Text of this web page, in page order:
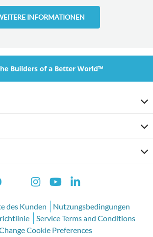
INFORMATIONEN
Builders of a Better World™
des Kunden
Nutzungsbedingungen
Service Terms and Conditions
Cookie Preferences